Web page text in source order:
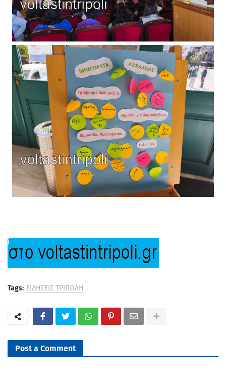
Tags: ΕΙΔΗΣΕΙΣ ΤΡΙΠΟΛΗ
Post a Comment